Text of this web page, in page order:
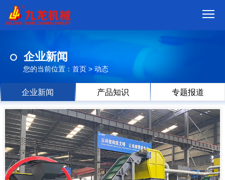
品
视
频
现
场
方
案
动
企业新闻
您的当前位置： 首页 > 动态
企业新闻 产品知识 专题报道